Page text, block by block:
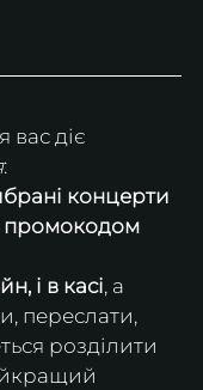
вас діє
:
концерти
промокодом
і в касі, а
переслати,
розділити